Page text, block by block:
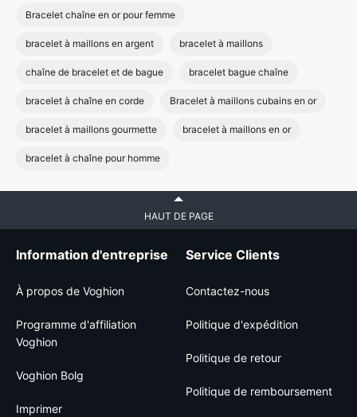
Bracelet chaîne en or pour femme
bracelet à maillons en argent bracelet à maillons
chaîne de bracelet et de bague bracelet bague chaîne
bracelet à chaîne en corde Bracelet à maillons cubains en or
bracelet à maillons gourmette bracelet à maillons en or
bracelet à chaîne pour homme
HAUT DE PAGE
Information d'entreprise
À propos de Voghion
Programme d'affiliation
Voghion
Voghion Bolg
Imprimer
Service Clients
Contactez-nous
Politique d'expédition
Politique de retour
Politique de remboursement